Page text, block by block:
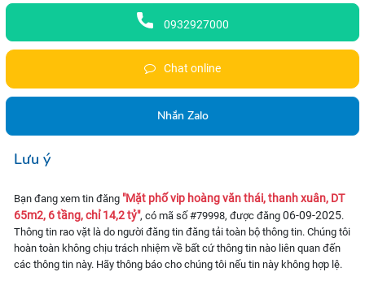
0932927000
Chat online
Nhắn Zalo
Lưu ý
Bạn đang xem tin đăng "Mặt phố vip hoàng văn thái, thanh xuân, DT
65m2, 6 tầng, chỉ 14,2 tỷ", có mã số #79998, được đăng 06-09-2025.
Thông tin rao vặt là do người đăng tin đăng tải toàn bộ thông tin. Chúng tôi
hoàn toàn không chịu trách nhiệm về bất cứ thông tin nào liên quan đến
các thông tin này. Hãy thông báo cho chúng tôi nếu tin này không hợp lệ.